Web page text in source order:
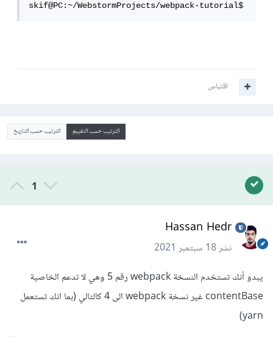
اقتباس
الترتيب حسب التقييم الترتيب حسب التاريخ
1
Hassan Hedr
نشر18 سبتمبر 2021
يبدو أنك تستخدم النسخة webpack رقم 5 وهي لا تدعم الخاصية
contentBase غير نسخة webpack الى 4 كالتالي (بما انك تستعمل
yarn)